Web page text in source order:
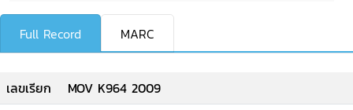
Full Record MARC
เลขเรียก
MOV K964 2009